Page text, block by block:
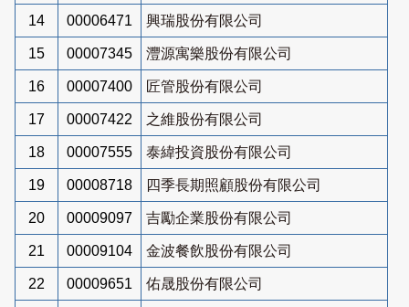
14 00006471 興瑞股份有限公司
15 00007345 灃源寓樂股份有限公司
16 00007400 匠管股份有限公司
17 00007422 之維股份有限公司
18 00007555 泰緯投資股份有限公司
19 00008718 四季長期照顧股份有限公司
20 00009097 吉勵企業股份有限公司
21 00009104 金波餐飲股份有限公司
22 00009651 佑晟股份有限公司